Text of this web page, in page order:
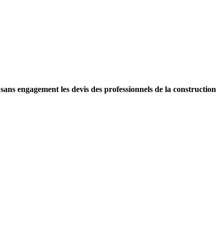
sans engagement les devis des professionnels de la construction